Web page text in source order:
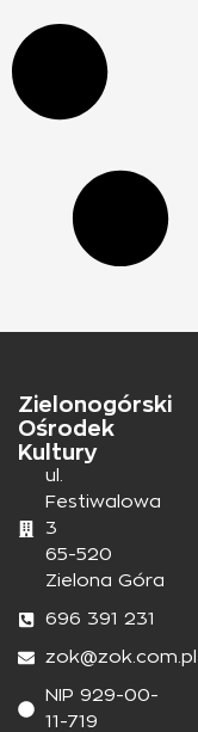
Zielonogórski
Ośrodek
Kultury
ul.
Festiwalowa
3
65-520
Zielona Góra
696 391 231
zok@zok.com.pl
NIP 929-00-
11-719